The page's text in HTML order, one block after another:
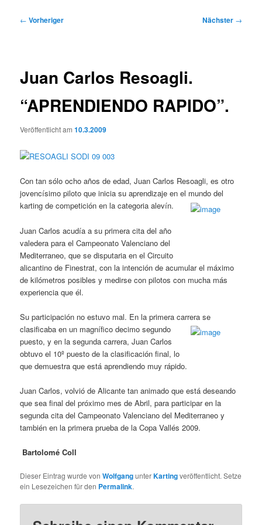
Beitragsnavigation
← Vorheriger Nächster →
Juan Carlos Resoagli.
“APRENDIENDO RAPIDO”.
Veröffentlicht am10.3.2009
Con tan sólo ocho años de edad, Juan Carlos Resoagli, es otro
jovencísimo piloto que inicia su aprendizaje en el mundo del
karting de competición en la categoria alevín.
Juan Carlos acudía a su primera cita del año
valedera para el Campeonato Valenciano del
Mediterraneo, que se disputaria en el Circuito
alicantino de Finestrat, con la intención de acumular el máximo
de kilómetros posibles y medirse con pilotos con mucha más
experiencia que él.
Su participación no estuvo mal. En la primera carrera se
clasificaba en un magníficodecimo segundo
puesto, y en la segunda carrera, Juan Carlos
obtuvo el 10º puesto de la clasificación final, lo
que demuestra que está aprendiendo muy rápido.
Juan Carlos, volvió de Alicante tan animado que está deseando
que sea final del próximo mes de Abril, para participar en la
segunda cita del Campeonato Valenciano del Mediterraneo y
también en la primera prueba de la Copa Vallés 2009.
Bartolomé Coll
Dieser Eintrag wurde vonWolfgangunterKartingveröffentlicht. Setze
ein Lesezeichen für den Permalink.